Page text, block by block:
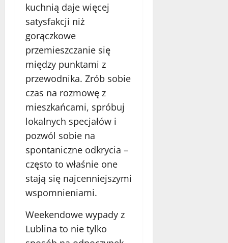
kuchnią daje więcej
satysfakcji niż
gorączkowe
przemieszczanie się
między punktami z
przewodnika. Zrób sobie
czas na rozmowę z
mieszkańcami, spróbuj
lokalnych specjałów i
pozwól sobie na
spontaniczne odkrycia –
często to właśnie one
stają się najcenniejszymi
wspomnieniami.
Weekendowe wypady z
Lublina to nie tylko